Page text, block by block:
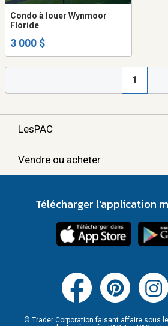
Condo à louer Wynmoor
Floride
3 000 $
1
LesPAC
Vendre ou acheter
Télécharger l'application
© Trader Corporation faisant affaire sous